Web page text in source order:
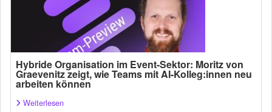
Hybride Organisation im Event-Sektor: Moritz von
Graevenitz zeigt, wie Teams mit AI-Kolleg:innen neu
arbeiten können
Weiterlesen